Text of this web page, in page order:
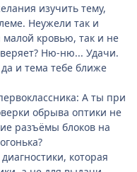
изучить тему,
Неужели так и
малой кровью, так и не
Ню-ню... Удачи.
да и тема тебе ближе
А ты при
обрыва оптики не
разъёмы блоков на
которая